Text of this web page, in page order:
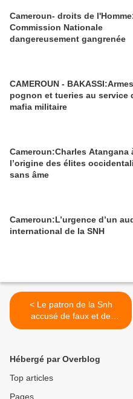
Cameroun- droits de
Commission Nationale
dangereusement gangrenée
CAMEROUN -
pognon et tueries au service
mafia militaire
Cameroun:Charles Atangana
l’origine des élites
sans âme
Cameroun:L’urgence d’un
international de la SNH
< Le patron de la Snh
accusé de faux et de
détournement
Hébergé par Overblog
Top articles
Pages